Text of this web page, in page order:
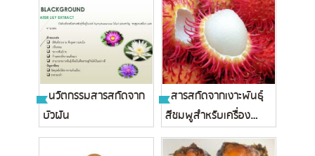
นวัตกรรมสารสกัดจาก
บัวผัน
สารสกัดจากเงาะพันธุ์
สีชมพูสำหรับเครื่อง
สำอาง...